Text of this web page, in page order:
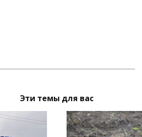
Эти темы для вас